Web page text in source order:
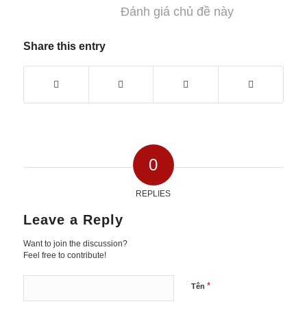
Đánh giá chủ đề này
Share this entry
0
REPLIES
Leave a Reply
Want to join the discussion?
Feel free to contribute!
Tên *